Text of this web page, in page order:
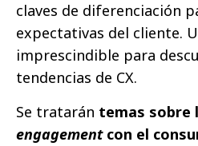
claves de diferenciación
expectativas del cliente.
imprescindible para
tendencias de CX.
Se tratarán temas sobre
engagement con el